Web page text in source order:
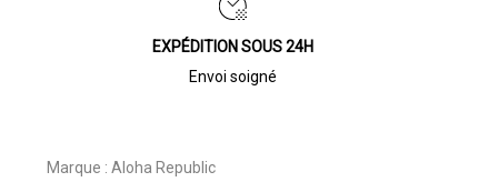
EXPÉDITION SOUS 24H
Envoi soigné
Marque : Aloha Republic